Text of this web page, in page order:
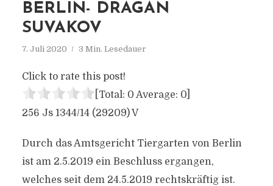
BERLIN- DRAGAN
SUVAKOV
7. Juli 2020 3 Min. Lesedauer
Click to rate this post!
[Total: 0 Average: 0]
256 Js 1344/14 (29209) V
Durch das Amtsgericht Tiergarten von Berlin
ist am 2.5.2019 ein Beschluss ergangen,
welches seit dem 24.5.2019 rechtskräftig ist.